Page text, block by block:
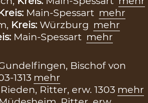
Main-Spessart mehr
Kreis: Würzburg mehr
Main-Spessart mehr
Bischof von
1313 mehr
Ritter, erw. 1303 mehr